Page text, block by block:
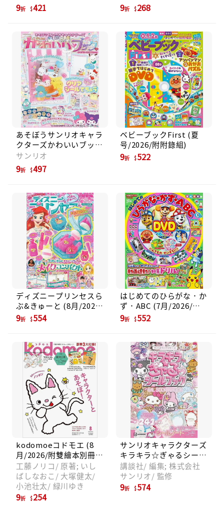
9折 421 9折 268
あそぼうサンリオキャラ
クターズかわいいブック
クリアシール手帳特大号
(附附錄組)
サンリオ
9折 497
ベビーブックFirst (夏
号/2026/附附錄組)
9折 522
ディズニープリンセスら
ぶ&きゅーと (8月/2026/
附附錄組)
9折 554
はじめてのひらがな．か
ず．ABC (7月/2026/附
DVD)
9折 552
kodomoeコドモエ (8
月/2026/附雙繪本別冊&
夏目友人帳貼紙)
工藤ノリコ/ 原著; いし
ばしなおこ/ 大塚健太/
小池壮太/ 緑川ゆき
9折 254
サンリオキャラクターズ
キラキラ☆ぎゃるシール
ブック
講談社/ 編集; 株式会社
サンリオ/ 監修
9折 574